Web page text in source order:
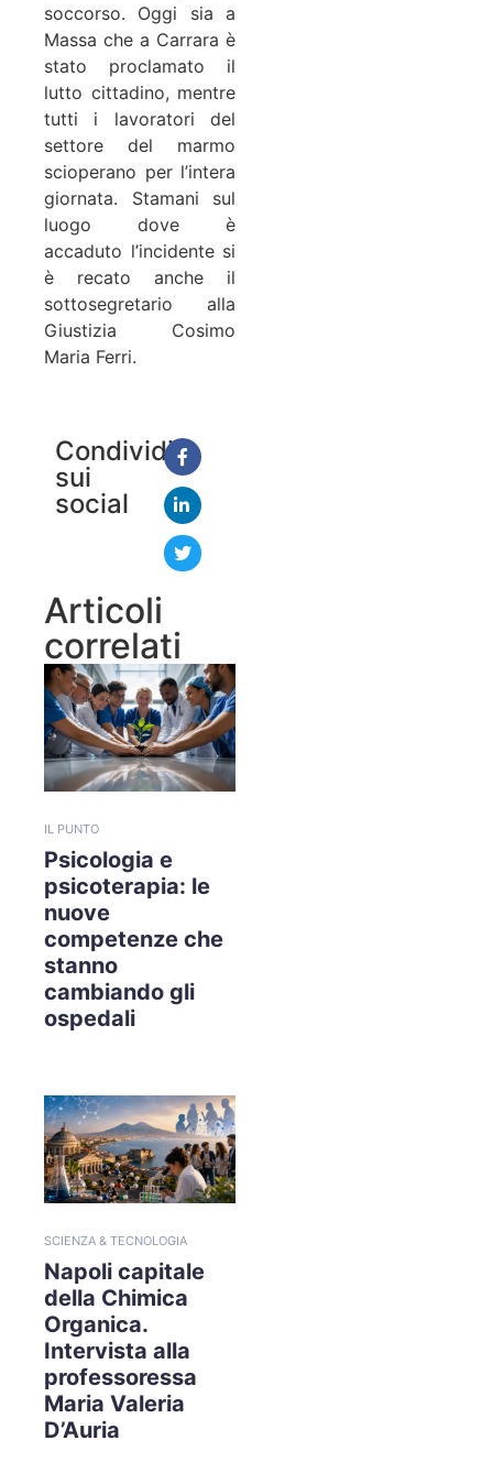
soccorso. Oggi sia a
Massa che a Carrara è
stato proclamato il
lutto cittadino, mentre
tutti i lavoratori del
settore del marmo
scioperano per l’intera
giornata. Stamani sul
luogo dove è
accaduto l’incidente si
è recato anche il
sottosegretario alla
Giustizia Cosimo
Maria Ferri.
Condividi
sui
social
Articoli
correlati
IL PUNTO
Psicologia e
psicoterapia: le
nuove
competenze che
stanno
cambiando gli
ospedali
SCIENZA & TECNOLOGIA
Napoli capitale
della Chimica
Organica.
Intervista alla
professoressa
Maria Valeria
D’Auria